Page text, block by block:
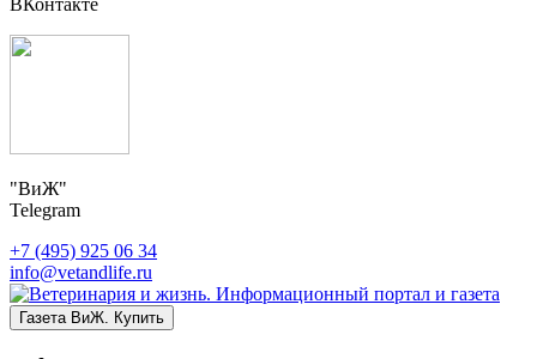
ВКонтакте
"ВиЖ"
Telegram
+7 (495) 925 06 34
info@vetandlife.ru
Газета ВиЖ. Купить